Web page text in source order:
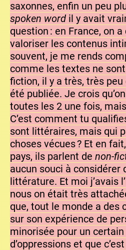
saxonnes, enfin un peu
spoken word il y avait
question : en France, on
valoriser les contenus
souvent, je me rends
comme les textes ne
fiction, il y a très, très
été publiée. Je crois
toutes les 2 une fois,
C’est comment tu
sont littéraires, mais qui
choses vécues ? Et en
pays, ils parlent de non-
aucun souci à considérer
littérature. Et moi j’avais
nous on était très
que, tout le monde a des
sur son expérience de
minorisée pour un
d’oppressions et que